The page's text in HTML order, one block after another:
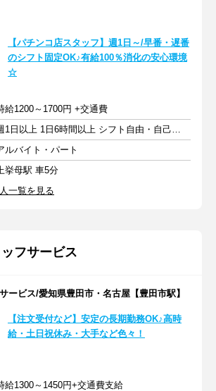
【パチンコ店スタッフ】週1日～/早番・遅番
のシフト固定OK♪有給100％消化の安心環境
☆
給1200～1700円 +交通費
週1日以上 1日6時間以上 シフト自由・自己申告
ルバイト・パート
挙母駅 車5分
一覧を見る
フサービス
ービス/愛知県豊田市・名古屋【豊田市駅】
【注文受付など】安定の長期勤務OK♪高時
給・土日祝休み・大手など色々！
給1300～1450円+交通費支給